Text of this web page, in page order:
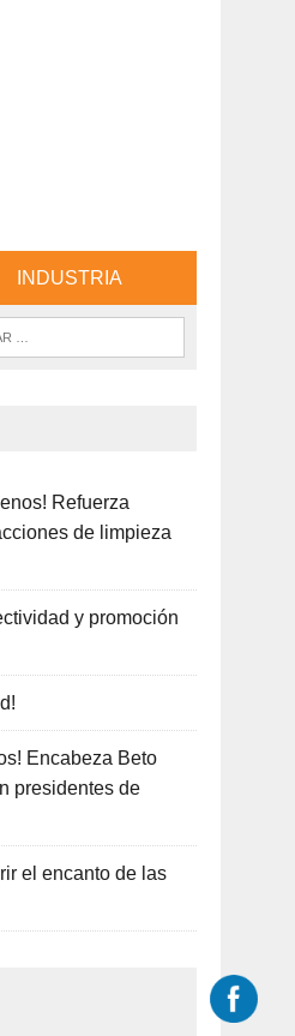
INDUSTRIA
Refuerza
de limpieza
y promoción
Encabeza Beto
presidentes de
el encanto de las